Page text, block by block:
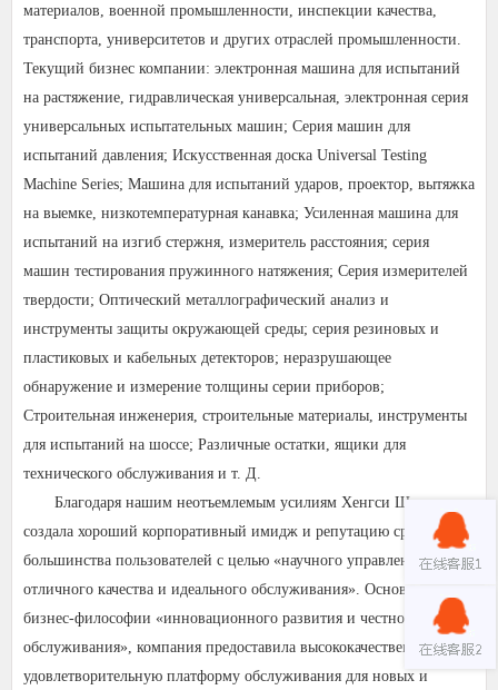
материалов, военной промышленности, инспекции качества,
транспорта, университетов и других отраслей промышленности.
Текущий бизнес компании: электронная машина для испытаний
на растяжение, гидравлическая универсальная, электронная серия
универсальных испытательных машин; Серия машин для
испытаний давления; Искусственная доска Universal Testing
Machine Series; Машина для испытаний ударов, проектор, вытяжка
на выемке, низкотемпературная канавка; Усиленная машина для
испытаний на изгиб стержня, измеритель расстояния; серия
машин тестирования пружинного натяжения; Серия измерителей
твердости; Оптический металлографический анализ и
инструменты защиты окружающей среды; серия резиновых и
пластиковых и кабельных детекторов; неразрушающее
обнаружение и измерение толщины серии приборов;
Строительная инженерия, строительные материалы, инструменты
для испытаний на шоссе; Различные остатки, ящики для
технического обслуживания и т. Д.
Благодаря нашим неотъемлемым усилиям Хенгси Шанда
создала хороший корпоративный имидж и репутацию среди
большинства пользователей с целью «научного управления,
отличного качества и идеального обслуживания». Основываясь на
бизнес-философии «инновационного развития и честного
обслуживания», компания предоставила высококачественную и
удовлетворительную платформу обслуживания для новых и